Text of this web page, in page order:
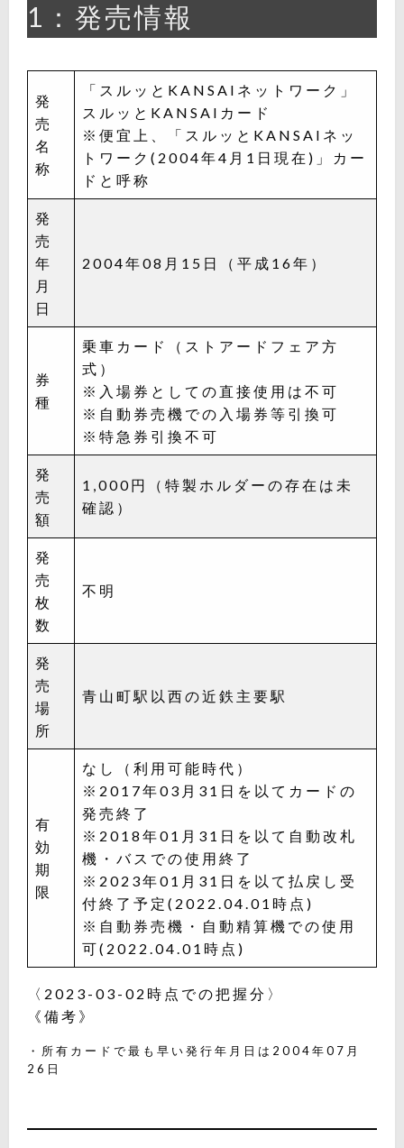
1：発売情報
発
売
名
称
「スルッとKANSAIネットワーク」
スルッとKANSAIカード
※便宜上、「スルッとKANSAIネッ
トワーク(2004年4月1日現在)」カー
ドと呼称
発
売
年
月
日
2004年08月15日（平成16年）
券
種
乗車カード（ストアードフェア方
式）
※入場券としての直接使用は不可
※自動券売機での入場券等引換可
※特急券引換不可
発
売
額
1,000円（特製ホルダーの存在は未
確認）
発
売
枚
数
不明
発
売
場
所
青山町駅以西の近鉄主要駅
有
効
期
限
なし（利用可能時代）
※2017年03月31日を以てカードの
発売終了
※2018年01月31日を以て自動改札
機・バスでの使用終了
※2023年01月31日を以て払戻し受
付終了予定(2022.04.01時点)
※自動券売機・自動精算機での使用
可(2022.04.01時点)
〈2023-03-02時点での把握分〉
《備考》
・所有カードで最も早い発行年月日は2004年07月
26日